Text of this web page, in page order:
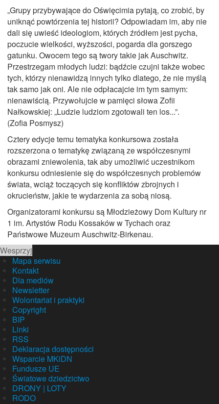
„Grupy przybywające do Oświęcimia pytają, co zrobić, by
uniknąć powtórzenia tej historii? Odpowiadam im, aby nie
dali się uwieść ideologiom, których źródłem jest pycha,
poczucie wielkości, wyższości, pogarda dla gorszego
gatunku. Owocem tego są twory takie jak Auschwitz.
Przestrzegam młodych ludzi: bądźcie czujni także wobec
tych, którzy nienawidzą innych tylko dlatego, że nie myślą
tak samo jak oni. Ale nie odpłacajcie im tym samym:
nienawiścią. Przywołujcie w pamięci słowa Zofii
Nałkowskiej: „Ludzie ludziom zgotowali ten los...”.
(Zofia Posmysz)
Cztery edycje temu tematyka konkursowa została
rozszerzona o tematykę związaną ze współczesnymi
obrazami zniewolenia, tak aby umożliwić uczestnikom
konkursu odniesienie się do współczesnych problemów
świata, wciąż toczących się konfliktów zbrojnych i
okrucieństw, jakie te wydarzenia za sobą niosą.
Organizatorami konkursu są Młodzieżowy Dom Kultury nr
1 im. Artystów Rodu Kossaków w Tychach oraz
Państwowe Muzeum Auschwitz-Birkenau.
Wesprzyj
Mapa serwisu
Kontakt
Dla mediów
Newsletter
Wolontariat i praktyki
Copyright
BIP
Linki
RSS
Deklaracja dostępności
Wsparcie MKiDN
Fundusze UE
Światowe dziedzictwo
DRONY | LOTY
RODO